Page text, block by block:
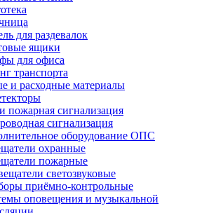
для раздевалок
ящики
для офиса
транспорта
и расходные материалы
пожарная сигнализация
сигнализация
оборудование ОПС
охранные
пожарные
светозвуковые
приёмно-контрольные
оповещения и музыкальной